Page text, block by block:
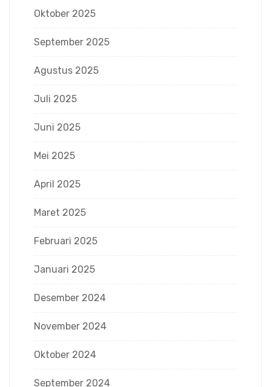
Oktober 2025
September 2025
Agustus 2025
Juli 2025
Juni 2025
Mei 2025
April 2025
Maret 2025
Februari 2025
Januari 2025
Desember 2024
November 2024
Oktober 2024
September 2024